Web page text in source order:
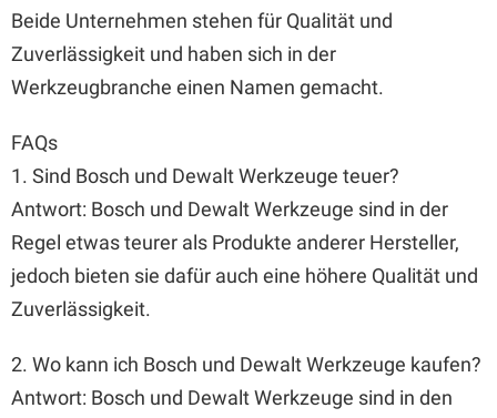
Beide Unternehmen stehen für Qualität und
Zuverlässigkeit und haben sich in der
Werkzeugbranche einen Namen gemacht.
FAQs
1. Sind Bosch und Dewalt Werkzeuge teuer?
Antwort: Bosch und Dewalt Werkzeuge sind in der
Regel etwas teurer als Produkte anderer Hersteller,
jedoch bieten sie dafür auch eine höhere Qualität und
Zuverlässigkeit.
2. Wo kann ich Bosch und Dewalt Werkzeuge kaufen?
Antwort: Bosch und Dewalt Werkzeuge sind in den